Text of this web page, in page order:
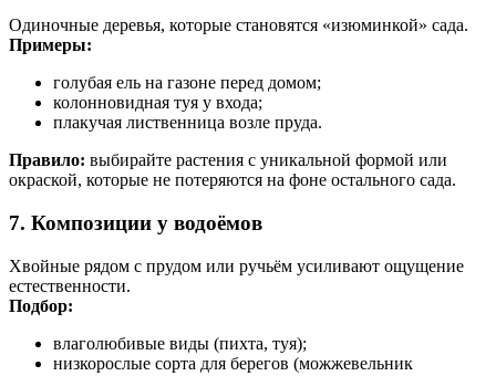
Одиночные деревья, которые становятся «изюминкой» сада.
Примеры:
голубая ель на газоне перед домом;
колонновидная туя у входа;
плакучая лиственница возле пруда.
Правило: выбирайте растения с уникальной формой или
окраской, которые не потеряются на фоне остального сада.
7. Композиции у водоёмов
Хвойные рядом с прудом или ручьём усиливают ощущение
естественности.
Подбор:
влаголюбивые виды (пихта, туя);
низкорослые сорта для берегов (можжевельник